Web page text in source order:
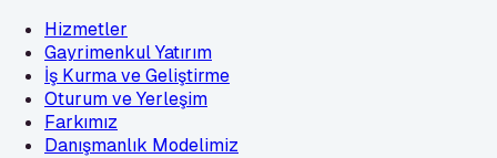
Hizmetler
Gayrimenkul Yatırım
İş Kurma ve Geliştirme
Oturum ve Yerleşim
Farkımız
Danışmanlık Modelimiz